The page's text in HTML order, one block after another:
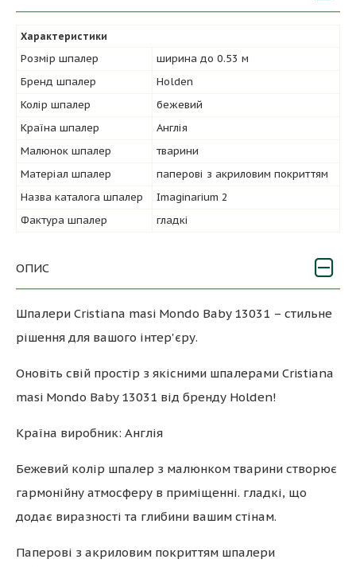
Характеристики
Розмір шпалер
ширина до 0.53 м
Бренд шпалер
Holden
Колір шпалер
бежевий
Країна шпалер
Англія
Малюнок шпалер
тварини
Матеріал шпалер
паперові з акриловим покриттям
Назва каталога шпалер
Imaginarium 2
Фактура шпалер
гладкі
ОПИС
Шпалери Cristiana masi Mondo Baby 13031 – стильне
рішення для вашого інтер'єру.
Оновіть свій простір з якісними шпалерами Cristiana
masi Mondo Baby 13031 від бренду Holden!
Країна виробник: Англія
Бежевий колір шпалер з малюнком тварини створює
гармонійну атмосферу в приміщенні. гладкі, що
додає виразності та глибини вашим стінам.
Паперові з акриловим покриттям шпалери